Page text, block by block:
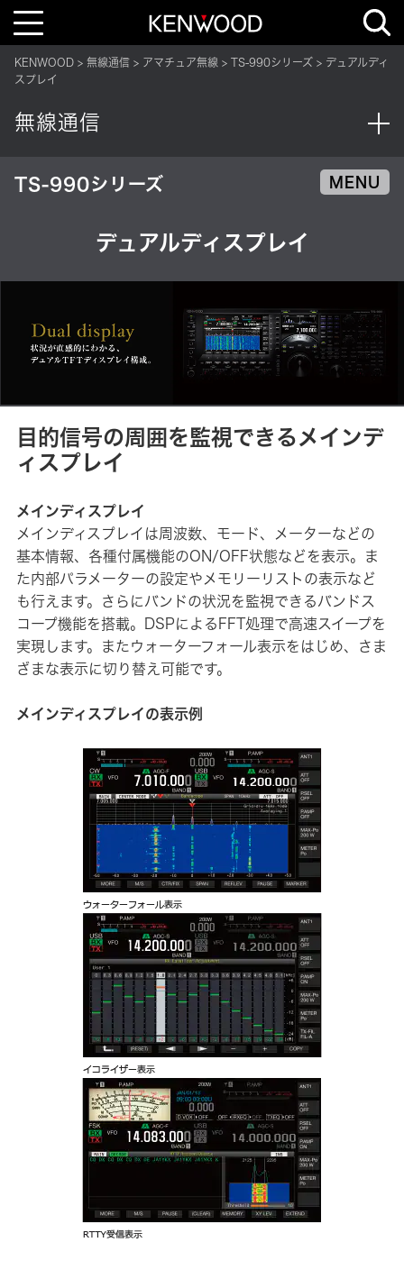
T
l
e
v
i
i
o
KENWOOD 無線通信 アマチュア無線 TS-990シリーズ
デュアルディ
スプレイ
無線通信
TS-990シリーズ MENU
デュアルディスプレイ
目的信号の周囲を監視できるメインデ
ィスプレイ
メインディスプレイ
メインディスプレイは周波数、モード、メーターなどの
基本情報、各種付属機能のON/OFF状態などを表示。ま
た内部パラメーターの設定やメモリーリストの表示など
も行えます。さらにバンドの状況を監視できるバンドス
コープ機能を搭載。DSPによるFFT処理で高速スイープを
実現します。またウォーターフォール表示をはじめ、さま
ざまな表示に切り替え可能です。
メインディスプレイの表示例